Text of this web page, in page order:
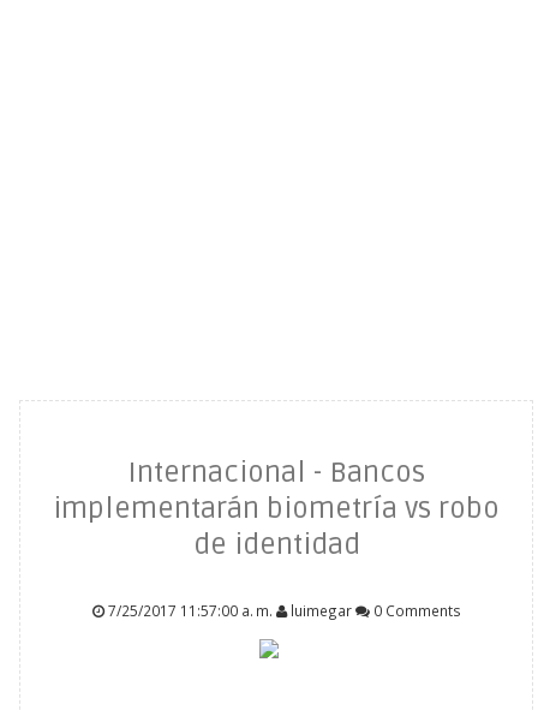
Internacional - Bancos
implementarán biometría vs robo
de identidad
7/25/2017 11:57:00 a. m. luimegar 0 Comments